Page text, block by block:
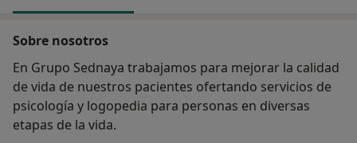
Sobre nosotros
En Grupo Sednaya trabajamos para mejorar la calidad
de vida de nuestros pacientes ofertando servicios de
psicología y logopedia para personas en diversas
etapas de la vida.